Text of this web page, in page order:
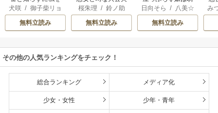
買った純愛こじら
せ騎士団長に運命
の愛を捧げられま
犬咲 /御子柴リョ
ウ
無料立読み
人は今日も胃が痛
い～政略結婚の先
には夫の激重愛が
桜朱理 / 鈴ノ助
無料立読み
士様の求愛に気づ
かない【初回限定S
S付】【イラスト
日向そら / 八美☆
わん
無料立読み
の
み
その他の人気ランキングをチェック！
総合ランキング メディア化
少女・女性 少年・青年